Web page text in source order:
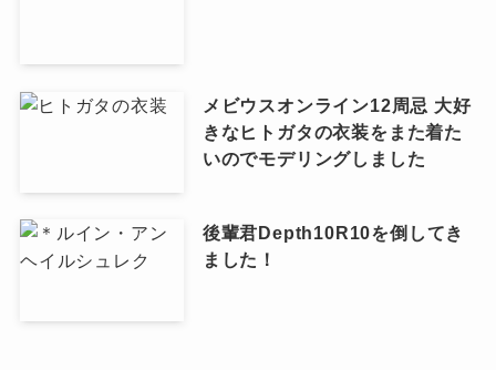
メビウスオンライン12周忌 大好
きなヒトガタの衣装をまた着た
いのでモデリングしました
後輩君Depth10R10を倒してき
ました！